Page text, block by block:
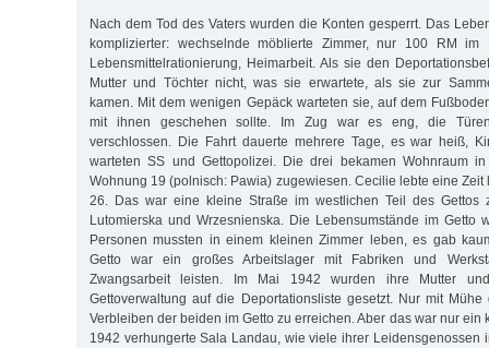
Nach dem Tod des Vaters wurden die Konten gesperrt. Das
komplizierter: wechselnde möblierte Zimmer, nur 100 RM im
Lebensmittelrationierung, Heimarbeit. Als sie den
Mutter und Töchter nicht, was sie erwartete, als sie zur
kamen. Mit dem wenigen Gepäck warteten sie, auf dem
mit ihnen geschehen sollte. Im Zug war es eng, die
verschlossen. Die Fahrt dauerte mehrere Tage, es war heiß,
warteten SS und Gettopolizei. Die drei bekamen Wohnraum
Wohnung 19 (polnisch: Pawia) zugewiesen. Cecilie lebte eine
26. Das war eine kleine Straße im westlichen Teil des Gettos
Lutomierska und Wrzesnienska. Die Lebensumstände im Getto
Personen mussten in einem kleinen Zimmer leben, es gab
Getto war ein großes Arbeitslager mit Fabriken und
Zwangsarbeit leisten. Im Mai 1942 wurden ihre Mutter
Gettoverwaltung auf die Deportationsliste gesetzt. Nur mit
Verbleiben der beiden im Getto zu erreichen. Aber das war nur ein
1942 verhungerte Sala Landau, wie viele ihrer Leidensgenossen